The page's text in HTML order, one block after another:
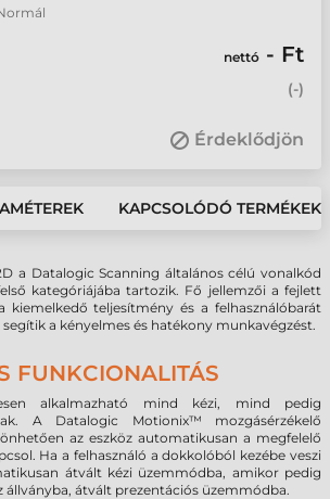
nettó - Ft
(-)
Érdeklődjön
KAPCSOLÓDÓ TERMÉKEK
a Datalogic Scanning általános célú vonalkód
kategóriájába tartozik. Fő jellemzői a fejlett
kiemelkedő teljesítmény és a felhasználóbarát
a kényelmes és hatékony munkavégzést.
FUNKCIONALITÁS
alkalmazható mind kézi, mind pedig
A Datalogic Motionix™ mozgásérzékelő
az eszköz automatikusan a megfelelő
Ha a felhasználó a dokkolóból kezébe veszi
átvált kézi üzemmódba, amikor pedig
állványba, átvált prezentációs üzemmódba.